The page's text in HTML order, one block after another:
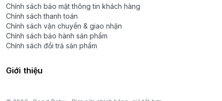
Chính sách bảo mật thông tin khách hàng
Chính sách thanh toán
Chính sách vận chuyển & giao nhận
Chính sách bảo hành sản phẩm
Chính sách đổi trả sản phẩm
Giới thiệu